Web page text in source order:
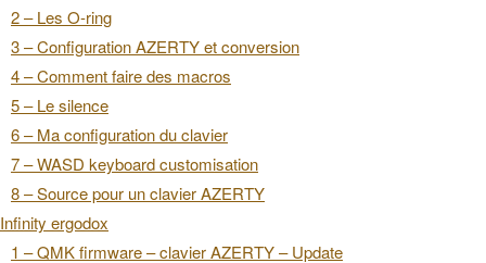
2 – Les O-ring
3 – Configuration AZERTY et conversion
4 – Comment faire des macros
5 – Le silence
6 – Ma configuration du clavier
7 – WASD keyboard customisation
8 – Source pour un clavier AZERTY
Infinity ergodox
1 – QMK firmware – clavier AZERTY – Update